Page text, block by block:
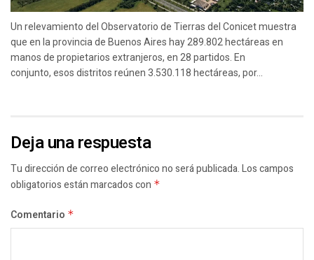
Un relevamiento del Observatorio de Tierras del Conicet muestra
que en la provincia de Buenos Aires hay 289.802 hectáreas en
manos de propietarios extranjeros, en 28 partidos. En
conjunto, esos distritos reúnen 3.530.118 hectáreas, por...
Deja una respuesta
Tu dirección de correo electrónico no será publicada.Los campos
obligatorios están marcados con *
Comentario *